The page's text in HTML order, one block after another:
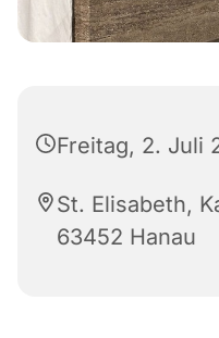
Freitag, 2. Juli
St. Elisabeth,
63452 Hanau